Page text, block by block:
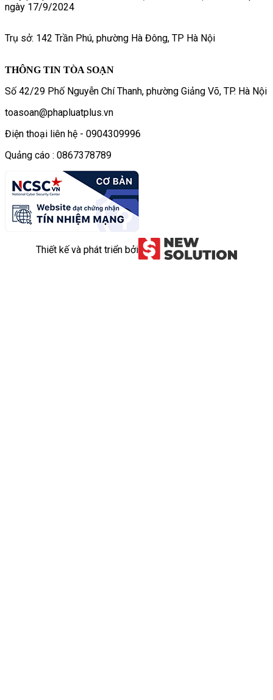
ngày 17/9/2024
Trụ sở: 142 Trần Phú, phường Hà Đông, TP Hà Nội
THÔNG TIN TÒA SOẠN
Số 42/29 Phố Nguyễn Chí Thanh, phường Giảng Võ, TP. Hà Nội
toasoan@phapluatplus.vn
Điện thoại liên hệ - 0904309996
Quảng cáo : 0867378789
Thiết kế và phát triển bởi